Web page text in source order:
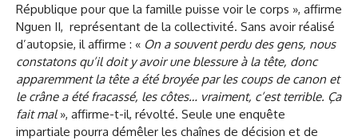
République pour que la famille puisse voir le corps », affirme
Nguen II, représentant de la collectivité. Sans avoir réalisé
d’autopsie, il affirme : « On a souvent perdu des gens, nous
constatons qu’il doit y avoir une blessure à la tête, donc
apparemment la tête a été broyée par les coups de canon et
le crâne a été fracassé, les côtes… vraiment, c’est terrible. Ça
fait mal», affirme-t-il, révolté. Seule une enquête
impartiale pourra démêler les chaînes de décision et de